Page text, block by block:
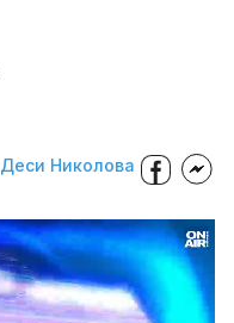
Деси Николова